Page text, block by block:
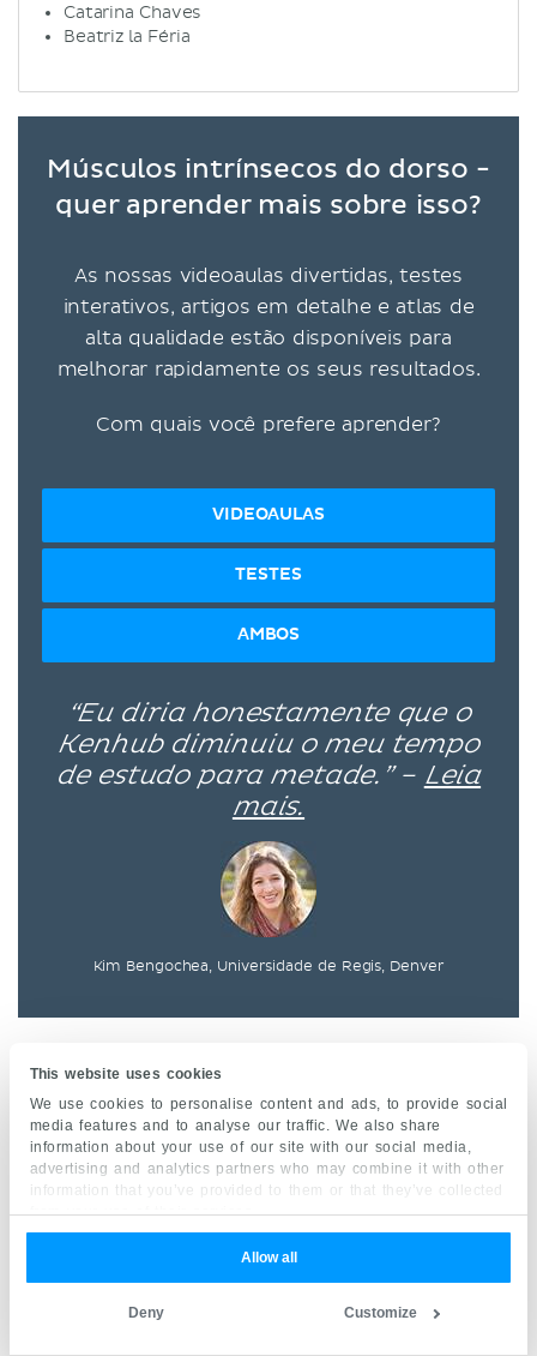
This website uses cookies
We use cookies to personalise content and ads, to provide social
media features and to analyse our traffic. We also share
information about your use of our site with our social media,
advertising and analytics partners who may combine it with other
information that you’ve provided to them or that they’ve collected
from your use of their services.
Allow all
Customize
Deny
Catarina Chaves
Beatriz la Féria
Músculos intrínsecos do dorso -
quer aprender mais sobre isso?
As nossas videoaulas divertidas, testes
interativos, artigos em detalhe e atlas de
alta qualidade estão disponíveis para
melhorar rapidamente os seus resultados.
Com quais você prefere aprender?
VIDEOAULAS
TESTES
AMBOS
“Eu diria honestamente que o
Kenhub diminuiu o meu tempo
de estudo para metade.” – Leia
mais.
Kim Bengochea, Universidade de Regis, Denver
da Kenhub GmbH, e são protegidas por leis
alemãs e internacionais de direitos autorais.
Todos os direitos reservados.
do guia definitivo de estudos de